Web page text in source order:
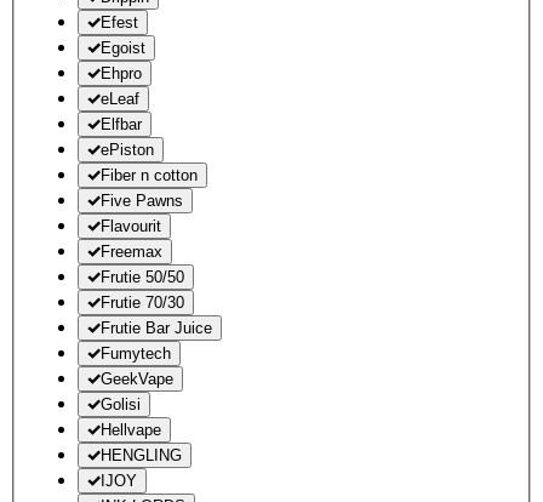
Efest
Egoist
Ehpro
eLeaf
Elfbar
ePiston
Fiber n cotton
Five Pawns
Flavourit
Freemax
Frutie 50/50
Frutie 70/30
Frutie Bar Juice
Fumytech
GeekVape
Golisi
Hellvape
HENGLING
IJOY